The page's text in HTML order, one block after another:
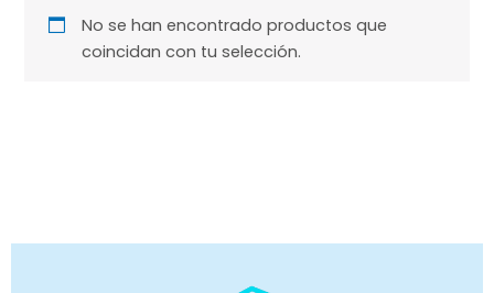
No se han encontrado productos que
coincidan con tu selección.